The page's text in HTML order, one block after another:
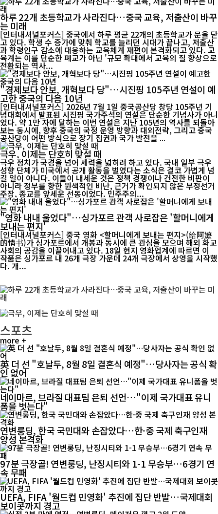
하루 22개 초등학교가 사라진다…중국 교육, 저출산이 바꾸
는 미래
[인터내셔널포커스] 중국에서 하루 평균 22개의 초등학교가 문을 닫
고 있다. 학생 수 증가에 맞춰 학교를 늘리던 시대가 끝나고, 저출산
과 학령인구 감소에 대응하는 교육체계 재편이 본격화되고 있다. 교
육계는 이를 단순한 폐교가 아닌 '규모 확대에서 교육의 질 향상으로
전환되는 역사...
"경제보다 안보, 개혁보다 당"…시진핑 105주년 연설이 예
고한 중국의 다음 10년
[인터내셔널포커스] 2026년 7월 1일 중국공산당 창당 105주년 기
념대회에서 발표된 시진핑 국가주석의 연설은 단순한 기념사가 아니
었다. 약 1만 자에 달하는 이번 연설은 지난 105년의 역사를 되돌아
보는 동시에, 향후 중국의 국정 운영 방향과 대외전략, 그리고 중국
공산당이 어떤 방식으로 장기 집권과 국가 발전을 ...
극우, 이제는 단호히 맞설 때
극우 정치가 국경을 넘어 세력을 넓히려 하고 있다. 국내 일부 극우
성향 단체가 미국에서 공개 활동을 벌였다는 소식은 결코 가볍게 넘
길 일이 아니다. 이들이 내세운 것은 정책 경쟁이나 건전한 비판이
아니라 정부를 향한 원색적인 비난, 근거가 확인되지 않은 부정선거
주장, 종교를 앞세운 선동이었다. 민주주의...
"영화 내내 울었다"…싱가포르 관객 사로잡은 '할머니에게
보내는 편지'
[인터내셔널포커스] 중국 영화 <할머니에게 보내는 편지>(给阿嬷
的情书)가 싱가포르에서 개봉과 동시에 큰 관심을 모으며 해외 화교
사회의 공감을 이끌어내고 있다. 18일 현지 영화업계에 따르면 이
작품은 싱가포르 내 26개 극장 가운데 24개 극장에서 상영을 시작했
다. 개...
스포츠
more +
英 더 선 "호날두, 8월 8일 결혼식 예정"…당사자는 공식 확
인 없어
네이마르, 브라질 대표팀 은퇴 선언…"이제 국가대표 유니
폼을 벗는다"
연변룽딩, 한국 국민대와 손잡았다…한·중 국제 축구인재
양성 본격화
97분 극장골! 연변룽딩, 난징시티와 1-1 무승부…6경기 연
속 무패
UEFA, FIFA '월드컵 민영화' 추진에 집단 반발…국제대회
보이콧까지 경고